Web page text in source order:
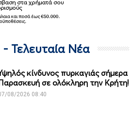
Τελευταία Νέα
κίνδυνος πυρκαγιάς σήμερα
σε ολόκληρη την Κρήτη!
08/2026 08:40